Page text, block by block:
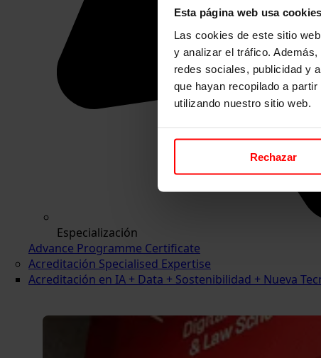
Esta página web usa cookies
Las cookies de este sitio
y analizar el tráfico.
redes sociales, publicidad y
que hayan recopilado a
utilizando nuestro sitio web.
Rechazar
Especialización
Advance Programme Certificate
Acreditación Specialised Expertise
Acreditación en IA + Data + Sostenibilidad + Nueva